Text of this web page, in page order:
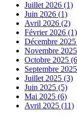
Juillet 2026 (1)
Juin 2026 (1)
Avril 2026 (2)
Février 2026 (1)
Décembre
Novembre
Octobre 2025
Septembre
Juillet 2025 (3)
Juin 2025 (5)
Mai 2025 (6)
Avril 2025 (11)